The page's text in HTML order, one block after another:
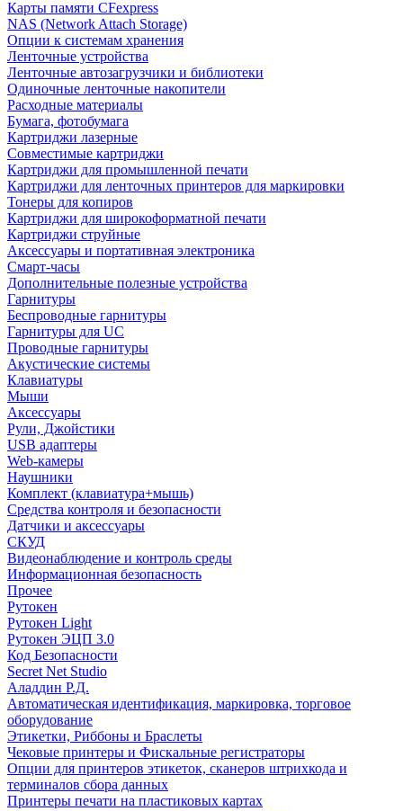
Карты памяти CFexpress
NAS (Network Attach Storage)
Опции к системам хранения
Ленточные устройства
Ленточные автозагрузчики и библиотеки
Одиночные ленточные накопители
Расходные материалы
Бумага, фотобумага
Картриджи лазерные
Совместимые картриджи
Картриджи для промышленной печати
Картриджи для ленточных принтеров для маркировки
Тонеры для копиров
Картриджи для широкоформатной печати
Картриджи струйные
Аксессуары и портативная электроника
Смарт-часы
Дополнительные полезные устройства
Гарнитуры
Беспроводные гарнитуры
Гарнитуры для UC
Проводные гарнитуры
Акустические системы
Клавиатуры
Мыши
Аксессуары
Рули, Джойстики
USB адаптеры
Web-камеры
Наушники
Комплект (клавиатура+мышь)
Средства контроля и безопасности
Датчики и аксессуары
СКУД
Видеонаблюдение и контроль среды
Информационная безопасность
Прочее
Рутокен
Рутокен Light
Рутокен ЭЦП 3.0
Код Безопасности
Secret Net Studio
Аладдин Р.Д.
Автоматическая идентификация, маркировка, торговое
оборудование
Этикетки, Риббоны и Браслеты
Чековые принтеры и Фискальные регистраторы
Опции для принтеров этикеток, сканеров штрихкода и
терминалов сбора данных
Принтеры печати на пластиковых картах